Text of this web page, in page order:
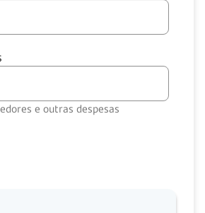
e outras despesas